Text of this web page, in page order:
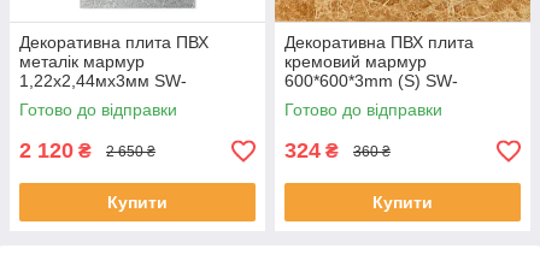
Декоративна плита ПВХ
металік мармур
1,22х2,44мх3мм SW-
00001409
Готово до відправки
2 120 ₴ 2 650 ₴
Купити
Декоративна ПВХ плита
кремовий мармур
600*600*3mm (S) SW-
00001619
Готово до відправки
324 ₴ 360 ₴
Купити